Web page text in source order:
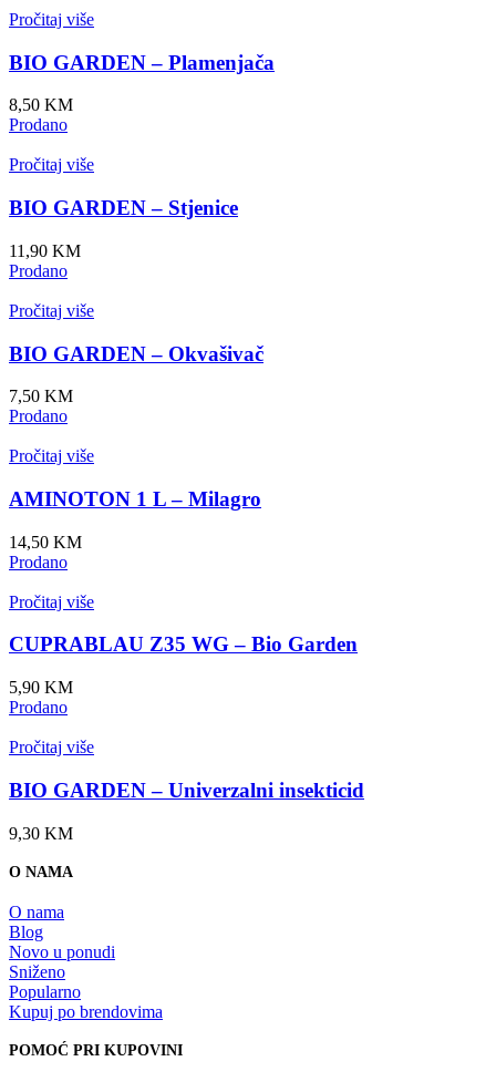
Pročitaj više
BIO GARDEN – Plamenjača
8,50 KM
Prodano
Pročitaj više
BIO GARDEN – Stjenice
11,90 KM
Prodano
Pročitaj više
BIO GARDEN – Okvašivač
7,50 KM
Prodano
Pročitaj više
AMINOTON 1 L – Milagro
14,50 KM
Prodano
Pročitaj više
CUPRABLAU Z35 WG – Bio Garden
5,90 KM
Prodano
Pročitaj više
BIO GARDEN – Univerzalni insekticid
9,30 KM
O NAMA
O nama
Blog
Novo u ponudi
Sniženo
Popularno
Kupuj po brendovima
POMOĆ PRI KUPOVINI